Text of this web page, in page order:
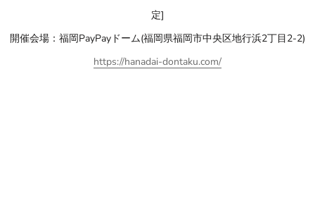
定]
開催会場：福岡PayPayドーム(福岡県福岡市中央区地行浜2丁目2-2)
https://hanadai-dontaku.com/